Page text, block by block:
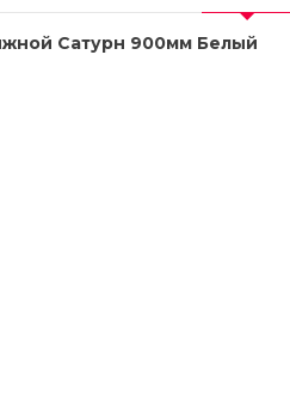
Сатурн 900мм Белый